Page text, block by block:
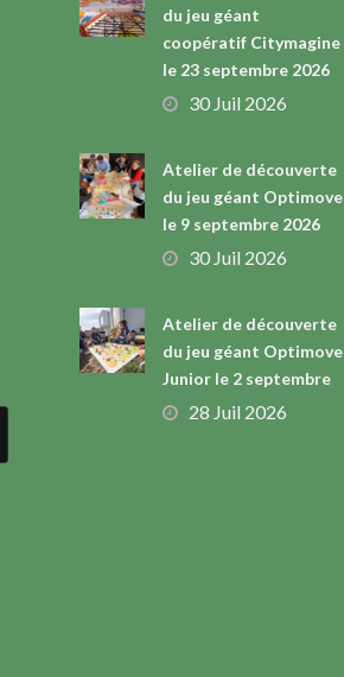
du jeu géant
coopératif Citymagine
le 23 septembre 2026
30 Juil 2026
Atelier de découverte
du jeu géant Optimove
le 9 septembre 2026
30 Juil 2026
Atelier de découverte
du jeu géant Optimove
Junior le 2 septembre
28 Juil 2026